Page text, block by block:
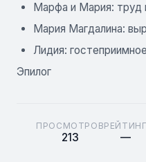
Марфа и Мария: труд
Мария Магдалина:
Лидия:
Эпилог
ПРОСМОТРОВ
213
РЕЙТИНГ
—